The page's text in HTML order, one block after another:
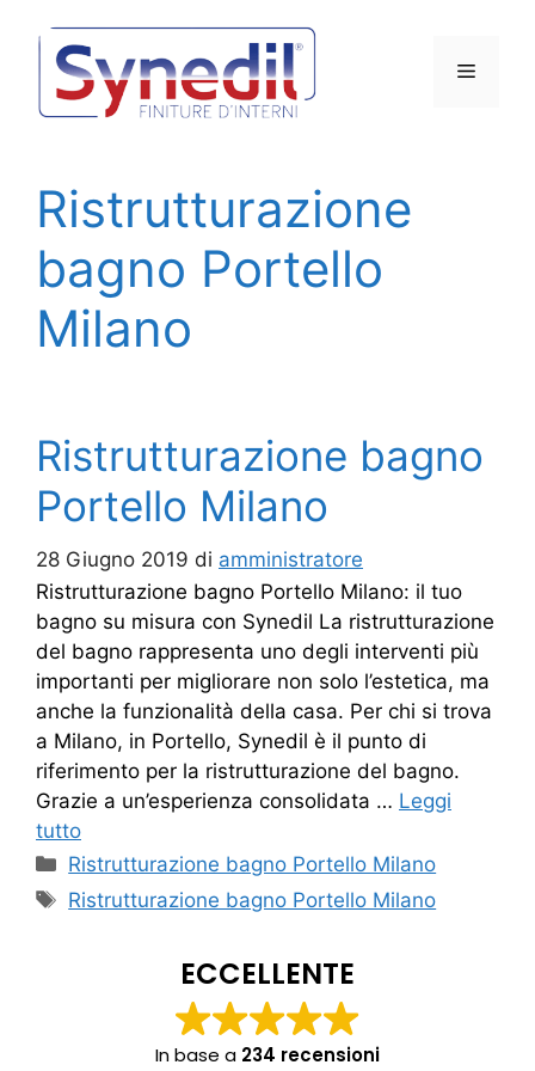
contenuto
Menu
Ristrutturazione
bagno Portello
Milano
Ristrutturazione bagno
Portello Milano
28 Giugno 2019 di amministratore
Ristrutturazione bagno Portello Milano: il tuo
bagno su misura con Synedil La ristrutturazione
del bagno rappresenta uno degli interventi più
importanti per migliorare non solo l’estetica, ma
anche la funzionalità della casa. Per chi si trova
a Milano, in Portello, Synedil è il punto di
riferimento per la ristrutturazione del bagno.
Grazie a un’esperienza consolidata … Leggi
tutto
Categorie
Ristrutturazione bagno Portello Milano
Tag
Ristrutturazione bagno Portello Milano
ECCELLENTE
In base a 234 recensioni